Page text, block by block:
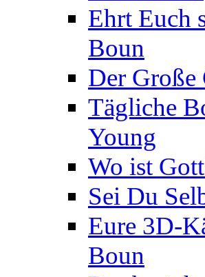
Ehrt Euch
Boun
Der
Tägliche
Young
Wo ist
Sei Du
Eure 3D-
Boun